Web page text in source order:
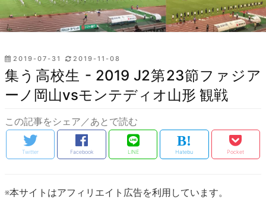
投
稿
日:
2019-07-31 2019-11-08
集う高校生 - 2019 J2第23節ファジア
ーノ岡山vsモンテディオ山形 観戦
この記事をシェア／あとで読む
Twitter Facebook LINE Hatebu Pocket
※本サイトはアフィリエイト広告を利用しています。